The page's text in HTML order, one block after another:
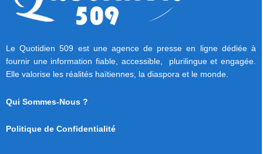
Le Quotidien 509 est une agence de presse en ligne dédiée à
fournir une information fiable, accessible, plurilingue et engagée.
Elle valorise les réalités haïtiennes, la diaspora et le monde.
Qui Sommes-Nous ?
Politique de Confidentialité